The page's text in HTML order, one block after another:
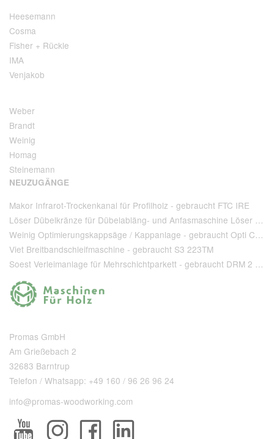
Heesemann
Cosma
Fisher + Rückle
IMA
Venjakob
Weber
Brandt
Weinig
Homag
Steinemann
NEUZUGÄNGE
Makor Infrarot-Trockenkanal für Profilholz - gebraucht FTC IRE
Löser Dübelkränze für Dübelabläng- und Anfasmaschine Löser Type AA 220 - gebraucht
Weinig Optimierungskappsäge / Kappanlage - gebraucht Opti Cut 90
Viet Breitbandschleifmaschine - gebraucht S3 223TM
Soest Verleimanlage für Mehrschichtparkett - gebraucht DRM 2 1 400 + T 80
Promas GmbH
Am Grießebach 2
32683 Barntrup
Telefon / Whatsapp: +49 160 / 96 26 96 24
info@promas-woodworking.com